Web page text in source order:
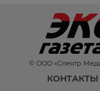
© ООО «Спектр
КОНТАКТЫ